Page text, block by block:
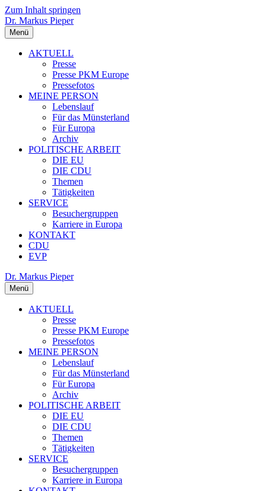
Zum Inhalt springen
Dr. Markus Pieper
Menü
AKTUELL
Presse
Presse PKM Europe
Pressefotos
MEINE PERSON
Lebenslauf
Für das Münsterland
Für Europa
Archiv
POLITISCHE ARBEIT
DIE EU
DIE CDU
Themen
Tätigkeiten
SERVICE
Besuchergruppen
Karriere in Europa
KONTAKT
CDU
EVP
Dr. Markus Pieper
Menü
AKTUELL
Presse
Presse PKM Europe
Pressefotos
MEINE PERSON
Lebenslauf
Für das Münsterland
Für Europa
Archiv
POLITISCHE ARBEIT
DIE EU
DIE CDU
Themen
Tätigkeiten
SERVICE
Besuchergruppen
Karriere in Europa